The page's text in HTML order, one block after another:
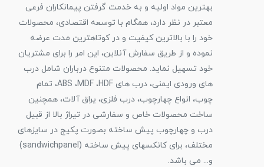
بهترین مواد اولیه و به خدمت گرفتن پیمانکاران فرعی
معتبر در نظر دارد، همگام با توسعه اقتصادی، محصولات
خود را با بالاترین کیفیت و در کوتاهترین مدت عرضه
نموده و از طریق سفارش آنلاین، این امر را برای مشتریان
خود تسهیل نماید. محصولات متنوع درباران شامل درب
های ورودی ایمنی، درب های ABS ،MDF ،HDF، تمام
چوب، انواع چهارچوب، درب فلزی، یراق آلات، همچنین
ساخت محصولات خاص و سفارشی در تیراژ بالا از قبیل
درب و چهارچوب پیش ساخته بصورت پکیج در سایزهای
مختلف، برای کانکسهای پیش ساخته (sandwichpanel)
و... می باشد.